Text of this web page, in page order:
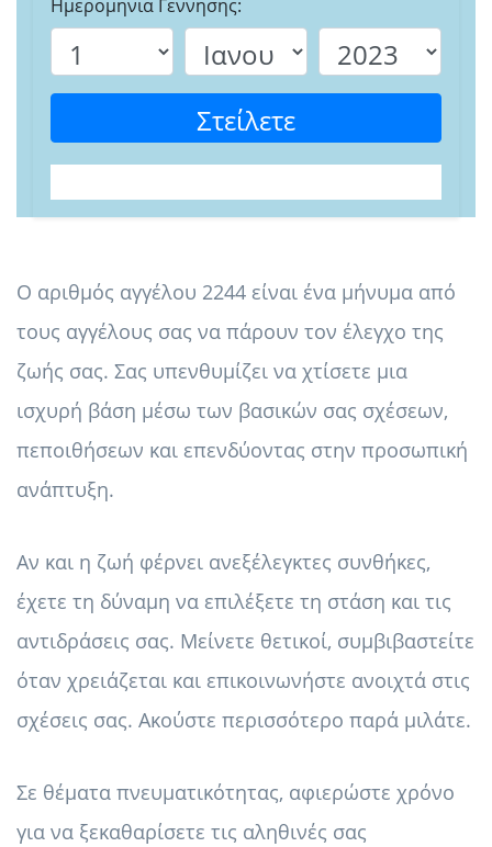
Ημερομηνια Γεννησης:
Στείλετε
Ο αριθμός αγγέλου 2244 είναι ένα μήνυμα από
τους αγγέλους σας να πάρουν τον έλεγχο της
ζωής σας. Σας υπενθυμίζει να χτίσετε μια
ισχυρή βάση μέσω των βασικών σας σχέσεων,
πεποιθήσεων και επενδύοντας στην προσωπική
ανάπτυξη.
Αν και η ζωή φέρνει ανεξέλεγκτες συνθήκες,
έχετε τη δύναμη να επιλέξετε τη στάση και τις
αντιδράσεις σας. Μείνετε θετικοί, συμβιβαστείτε
όταν χρειάζεται και επικοινωνήστε ανοιχτά στις
σχέσεις σας. Ακούστε περισσότερο παρά μιλάτε.
Σε θέματα πνευματικότητας, αφιερώστε χρόνο
για να ξεκαθαρίσετε τις αληθινές σας